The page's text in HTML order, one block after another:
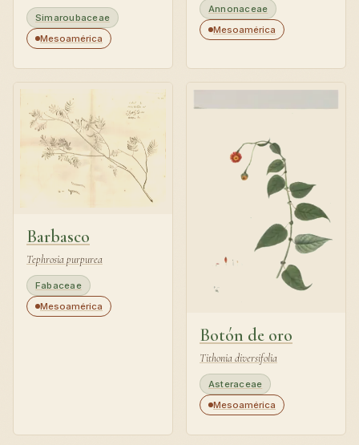
Simaroubaceae
Mesoamérica
Annonaceae
Mesoamérica
Barbasco
Tephrosia purpurea
Fabaceae
Mesoamérica
Botón de oro
Tithonia diversifolia
Asteraceae
Mesoamérica